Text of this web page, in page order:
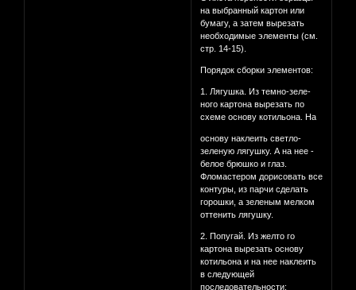
на выбранный картон или
бумагу, а затем вырезать
необходимые элементы (см.
стр. 14-15).
Порядок сборки элементов:
1. Лягушка. Из темно-зеле-
ного картона вырезать по
схеме основу котильона. На
основу наклеить светло-
зеленую лягушку. А на нее -
белое брюшко и глаз.
Фломастером дорисовать все
контуры, из парчи сделать
горошки, а зеленым мелком
оттенить лягушку.
2. Попугай. Из желто го
картона вырезать основу
котильона и на нее наклеить
в следующей
последовательности: